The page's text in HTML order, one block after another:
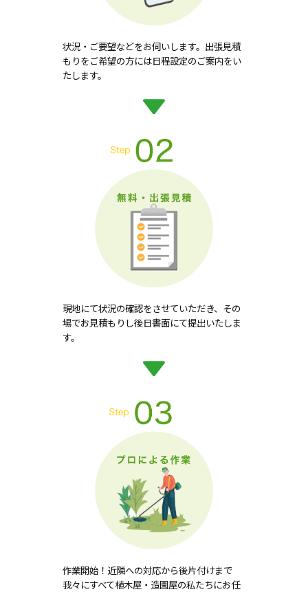
状況・ご要望などをお伺いします。出張見積
もりをご希望の方には日程設定のご案内をい
たします。
現地にて状況の確認をさせていただき、その
場でお見積もりし後日書面にて提出いたしま
す。
作業開始！近隣への対応から後片付けまで
我々にすべて植木屋・造園屋の私たちにお任